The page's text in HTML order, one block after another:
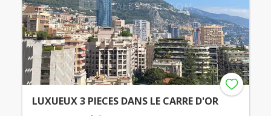
LUXUEUX 3 PIECES DANS LE CARRE D'OR